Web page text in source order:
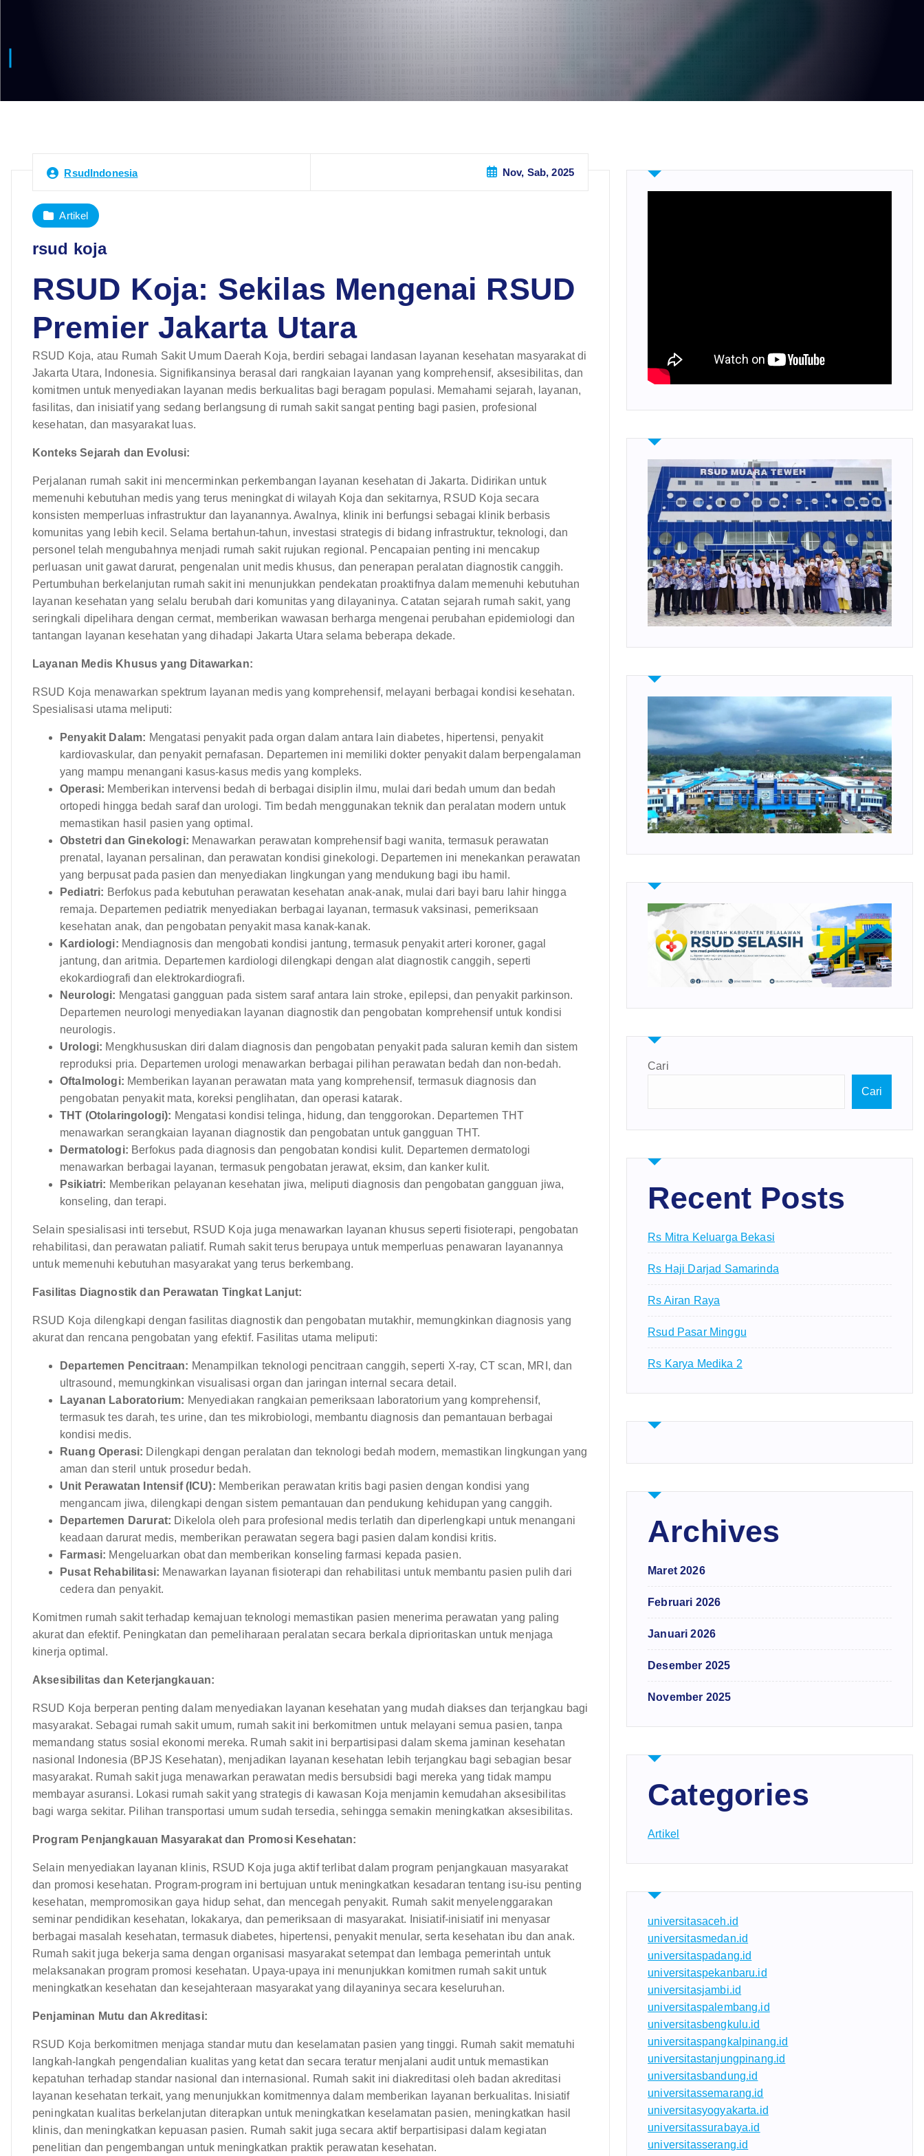
RsudIndonesia Nov, Sab, 2025
Artikel
rsud koja
RSUD Koja: Sekilas Mengenai RSUD
Premier Jakarta Utara
RSUD Koja, atau Rumah Sakit Umum Daerah Koja, berdiri sebagai landasan layanan kesehatan masyarakat di
Jakarta Utara, Indonesia. Signifikansinya berasal dari rangkaian layanan yang komprehensif, aksesibilitas, dan
komitmen untuk menyediakan layanan medis berkualitas bagi beragam populasi. Memahami sejarah, layanan,
fasilitas, dan inisiatif yang sedang berlangsung di rumah sakit sangat penting bagi pasien, profesional
kesehatan, dan masyarakat luas.
Konteks Sejarah dan Evolusi:
Perjalanan rumah sakit ini mencerminkan perkembangan layanan kesehatan di Jakarta. Didirikan untuk
memenuhi kebutuhan medis yang terus meningkat di wilayah Koja dan sekitarnya, RSUD Koja secara
konsisten memperluas infrastruktur dan layanannya. Awalnya, klinik ini berfungsi sebagai klinik berbasis
komunitas yang lebih kecil. Selama bertahun-tahun, investasi strategis di bidang infrastruktur, teknologi, dan
personel telah mengubahnya menjadi rumah sakit rujukan regional. Pencapaian penting ini mencakup
perluasan unit gawat darurat, pengenalan unit medis khusus, dan penerapan peralatan diagnostik canggih.
Pertumbuhan berkelanjutan rumah sakit ini menunjukkan pendekatan proaktifnya dalam memenuhi kebutuhan
layanan kesehatan yang selalu berubah dari komunitas yang dilayaninya. Catatan sejarah rumah sakit, yang
seringkali dipelihara dengan cermat, memberikan wawasan berharga mengenai perubahan epidemiologi dan
tantangan layanan kesehatan yang dihadapi Jakarta Utara selama beberapa dekade.
Layanan Medis Khusus yang Ditawarkan:
RSUD Koja menawarkan spektrum layanan medis yang komprehensif, melayani berbagai kondisi kesehatan.
Spesialisasi utama meliputi:
Penyakit Dalam: Mengatasi penyakit pada organ dalam antara lain diabetes, hipertensi, penyakit
kardiovaskular, dan penyakit pernafasan. Departemen ini memiliki dokter penyakit dalam berpengalaman
yang mampu menangani kasus-kasus medis yang kompleks.
Operasi: Memberikan intervensi bedah di berbagai disiplin ilmu, mulai dari bedah umum dan bedah
ortopedi hingga bedah saraf dan urologi. Tim bedah menggunakan teknik dan peralatan modern untuk
memastikan hasil pasien yang optimal.
Obstetri dan Ginekologi: Menawarkan perawatan komprehensif bagi wanita, termasuk perawatan
prenatal, layanan persalinan, dan perawatan kondisi ginekologi. Departemen ini menekankan perawatan
yang berpusat pada pasien dan menyediakan lingkungan yang mendukung bagi ibu hamil.
Pediatri: Berfokus pada kebutuhan perawatan kesehatan anak-anak, mulai dari bayi baru lahir hingga
remaja. Departemen pediatrik menyediakan berbagai layanan, termasuk vaksinasi, pemeriksaan
kesehatan anak, dan pengobatan penyakit masa kanak-kanak.
Kardiologi: Mendiagnosis dan mengobati kondisi jantung, termasuk penyakit arteri koroner, gagal
jantung, dan aritmia. Departemen kardiologi dilengkapi dengan alat diagnostik canggih, seperti
ekokardiografi dan elektrokardiografi.
Neurologi: Mengatasi gangguan pada sistem saraf antara lain stroke, epilepsi, dan penyakit parkinson.
Departemen neurologi menyediakan layanan diagnostik dan pengobatan komprehensif untuk kondisi
neurologis.
Urologi: Mengkhususkan diri dalam diagnosis dan pengobatan penyakit pada saluran kemih dan sistem
reproduksi pria. Departemen urologi menawarkan berbagai pilihan perawatan bedah dan non-bedah.
Oftalmologi: Memberikan layanan perawatan mata yang komprehensif, termasuk diagnosis dan
pengobatan penyakit mata, koreksi penglihatan, dan operasi katarak.
THT (Otolaringologi): Mengatasi kondisi telinga, hidung, dan tenggorokan. Departemen THT
menawarkan serangkaian layanan diagnostik dan pengobatan untuk gangguan THT.
Dermatologi: Berfokus pada diagnosis dan pengobatan kondisi kulit. Departemen dermatologi
menawarkan berbagai layanan, termasuk pengobatan jerawat, eksim, dan kanker kulit.
Psikiatri: Memberikan pelayanan kesehatan jiwa, meliputi diagnosis dan pengobatan gangguan jiwa,
konseling, dan terapi.
Selain spesialisasi inti tersebut, RSUD Koja juga menawarkan layanan khusus seperti fisioterapi, pengobatan
rehabilitasi, dan perawatan paliatif. Rumah sakit terus berupaya untuk memperluas penawaran layanannya
untuk memenuhi kebutuhan masyarakat yang terus berkembang.
Fasilitas Diagnostik dan Perawatan Tingkat Lanjut:
RSUD Koja dilengkapi dengan fasilitas diagnostik dan pengobatan mutakhir, memungkinkan diagnosis yang
akurat dan rencana pengobatan yang efektif. Fasilitas utama meliputi:
Departemen Pencitraan: Menampilkan teknologi pencitraan canggih, seperti X-ray, CT scan, MRI, dan
ultrasound, memungkinkan visualisasi organ dan jaringan internal secara detail.
Layanan Laboratorium: Menyediakan rangkaian pemeriksaan laboratorium yang komprehensif,
termasuk tes darah, tes urine, dan tes mikrobiologi, membantu diagnosis dan pemantauan berbagai
kondisi medis.
Ruang Operasi: Dilengkapi dengan peralatan dan teknologi bedah modern, memastikan lingkungan yang
aman dan steril untuk prosedur bedah.
Unit Perawatan Intensif (ICU): Memberikan perawatan kritis bagi pasien dengan kondisi yang
mengancam jiwa, dilengkapi dengan sistem pemantauan dan pendukung kehidupan yang canggih.
Departemen Darurat: Dikelola oleh para profesional medis terlatih dan diperlengkapi untuk menangani
keadaan darurat medis, memberikan perawatan segera bagi pasien dalam kondisi kritis.
Farmasi: Mengeluarkan obat dan memberikan konseling farmasi kepada pasien.
Pusat Rehabilitasi: Menawarkan layanan fisioterapi dan rehabilitasi untuk membantu pasien pulih dari
cedera dan penyakit.
Komitmen rumah sakit terhadap kemajuan teknologi memastikan pasien menerima perawatan yang paling
akurat dan efektif. Peningkatan dan pemeliharaan peralatan secara berkala diprioritaskan untuk menjaga
kinerja optimal.
Aksesibilitas dan Keterjangkauan:
RSUD Koja berperan penting dalam menyediakan layanan kesehatan yang mudah diakses dan terjangkau bagi
masyarakat. Sebagai rumah sakit umum, rumah sakit ini berkomitmen untuk melayani semua pasien, tanpa
memandang status sosial ekonomi mereka. Rumah sakit ini berpartisipasi dalam skema jaminan kesehatan
nasional Indonesia (BPJS Kesehatan), menjadikan layanan kesehatan lebih terjangkau bagi sebagian besar
masyarakat. Rumah sakit juga menawarkan perawatan medis bersubsidi bagi mereka yang tidak mampu
membayar asuransi. Lokasi rumah sakit yang strategis di kawasan Koja menjamin kemudahan aksesibilitas
bagi warga sekitar. Pilihan transportasi umum sudah tersedia, sehingga semakin meningkatkan aksesibilitas.
Program Penjangkauan Masyarakat dan Promosi Kesehatan:
Selain menyediakan layanan klinis, RSUD Koja juga aktif terlibat dalam program penjangkauan masyarakat
dan promosi kesehatan. Program-program ini bertujuan untuk meningkatkan kesadaran tentang isu-isu penting
kesehatan, mempromosikan gaya hidup sehat, dan mencegah penyakit. Rumah sakit menyelenggarakan
seminar pendidikan kesehatan, lokakarya, dan pemeriksaan di masyarakat. Inisiatif-inisiatif ini menyasar
berbagai masalah kesehatan, termasuk diabetes, hipertensi, penyakit menular, serta kesehatan ibu dan anak.
Rumah sakit juga bekerja sama dengan organisasi masyarakat setempat dan lembaga pemerintah untuk
melaksanakan program promosi kesehatan. Upaya-upaya ini menunjukkan komitmen rumah sakit untuk
meningkatkan kesehatan dan kesejahteraan masyarakat yang dilayaninya secara keseluruhan.
Penjaminan Mutu dan Akreditasi:
RSUD Koja berkomitmen menjaga standar mutu dan keselamatan pasien yang tinggi. Rumah sakit mematuhi
langkah-langkah pengendalian kualitas yang ketat dan secara teratur menjalani audit untuk memastikan
kepatuhan terhadap standar nasional dan internasional. Rumah sakit ini diakreditasi oleh badan akreditasi
layanan kesehatan terkait, yang menunjukkan komitmennya dalam memberikan layanan berkualitas. Inisiatif
peningkatan kualitas berkelanjutan diterapkan untuk meningkatkan keselamatan pasien, meningkatkan hasil
klinis, dan meningkatkan kepuasan pasien. Rumah sakit juga secara aktif berpartisipasi dalam kegiatan
penelitian dan pengembangan untuk meningkatkan praktik perawatan kesehatan.
Cari
Cari
Recent Posts
Rs Mitra Keluarga Bekasi
Rs Haji Darjad Samarinda
Rs Airan Raya
Rsud Pasar Minggu
Rs Karya Medika 2
Archives
Maret 2026
Februari 2026
Januari 2026
Desember 2025
November 2025
Categories
Artikel
universitasaceh.id
universitasmedan.id
universitaspadang.id
universitaspekanbaru.id
universitasjambi.id
universitaspalembang.id
universitasbengkulu.id
universitaspangkalpinang.id
universitastanjungpinang.id
universitasbandung.id
universitassemarang.id
universitasyogyakarta.id
universitassurabaya.id
universitasserang.id